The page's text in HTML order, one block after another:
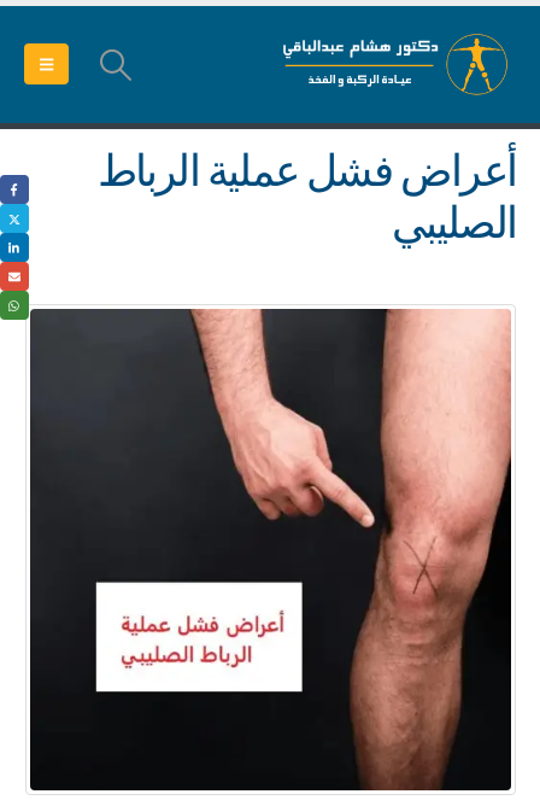
أعراض فشل عملية الرباط
الصليبي